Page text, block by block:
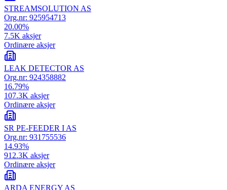
STREAMSOLUTION AS
Org.nr: 925954713
20.00%
7.5K aksjer
Ordinære aksjer
LEAK DETECTOR AS
Org.nr: 924358882
16.79%
107.3K aksjer
Ordinære aksjer
SR PE-FEEDER I AS
Org.nr: 931755536
14.93%
912.3K aksjer
Ordinære aksjer
ARDA ENERGY AS